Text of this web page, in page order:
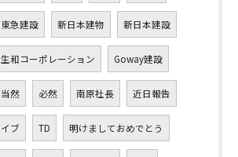
東急建設 新日本建物 新日本建設
生和コーポレーション Goway建設
当然 必然 南原社長 近日報告
イブ TD 明けましておめでとう